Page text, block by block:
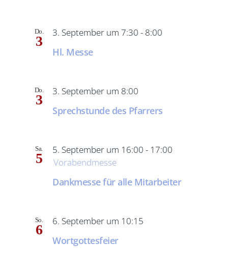
Do.
3
Hl. Messe
3. September um 7:30 - 8:00
Do.
3
Sprechstunde des Pfarrers
3. September um 8:00
Sa.
5
Dankmesse für alle Mitarbeiter
5. September um 16:00 - 17:00
Vorabendmesse
So.
6
Wortgottesfeier
6. September um 10:15